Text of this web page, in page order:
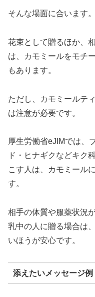
そんな場面に合います。
花束として贈るほか、
は、カモミールをモチ
もあります。
ただし、カモミールテ
は注意が必要です。
厚生労働省eJIMでは、
ド・ヒナギクなどキク
こす人は、カモミール
す。
相手の体質や服薬状況
乳中の人に贈る場合は
いほうが安心です。
添えたいメッセージ例